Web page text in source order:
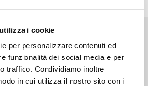
i cookie
per personalizzare contenuti ed
funzionalità dei social media e per
traffico. Condividiamo inoltre
in cui utilizza il nostro sito con i
della serie